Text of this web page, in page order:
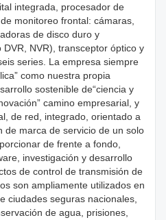
integrada, procesador de
monitoreo frontal: cámaras,
de disco duro y
NVR), transceptor óptico y
series. La empresa siempre
como nuestra propia
sostenible de“ciencia y
camino empresarial, y
de red, integrado, orientado a
de marca de servicio de un solo
de frente a fondo,
investigación y desarrollo
de control de transmisión de
son ampliamente utilizados en
ciudades seguras nacionales,
de agua, prisiones,